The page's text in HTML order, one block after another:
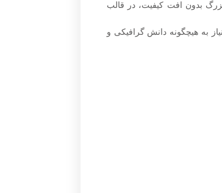
بدون افت کیفیت، در قالب
به هیچگونه دانش گرافیکی و